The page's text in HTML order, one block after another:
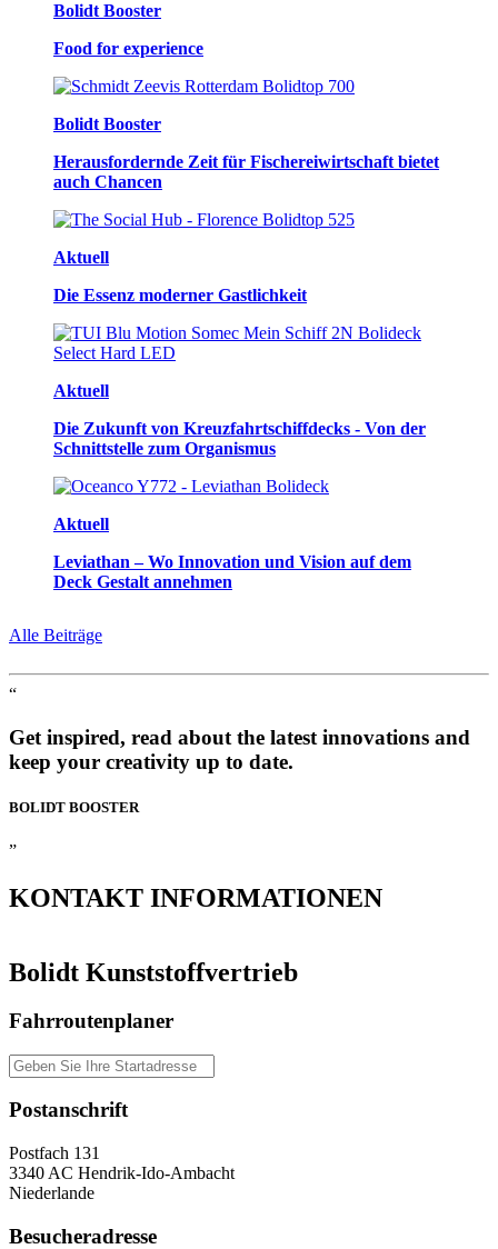
Bolidt Booster
Food for experience
Bolidt Booster
Herausfordernde Zeit für Fischereiwirtschaft bietet
auch Chancen
Aktuell
Die Essenz moderner Gastlichkeit
Aktuell
Die Zukunft von Kreuzfahrtschiffdecks - Von der
Schnittstelle zum Organismus
Aktuell
Leviathan – Wo Innovation und Vision auf dem
Deck Gestalt annehmen
Alle Beiträge
“
Get inspired, read about the latest innovations and
keep your creativity up to date.
BOLIDT BOOSTER
”
KONTAKT INFORMATIONEN
Bolidt Kunststoffvertrieb
Fahrroutenplaner
Postanschrift
Postfach 131
3340 AC Hendrik-Ido-Ambacht
Niederlande
Besucheradresse